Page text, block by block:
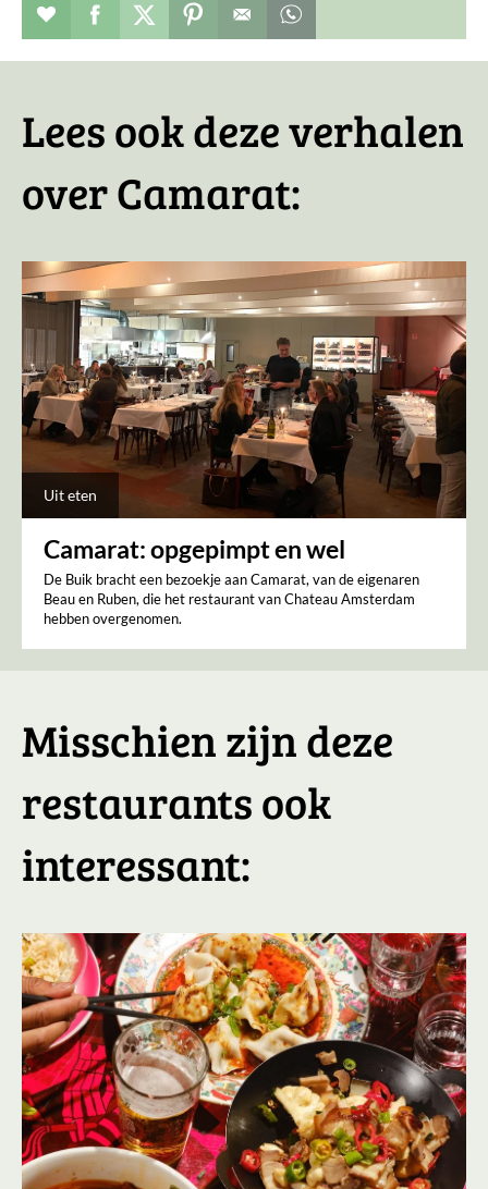
Restaurant toevoegen aan favorieten
Deel dit op facebook
Deel dit op twitter
Deel dit op pinterest
Lees ook deze verhalen
over Camarat:
Uit eten
Camarat: opgepimpt en wel
De Buik bracht een bezoekje aan Camarat, van de eigenaren
Beau en Ruben, die het restaurant van Chateau Amsterdam
hebben overgenomen.
Misschien zijn deze
restaurants ook
interessant: